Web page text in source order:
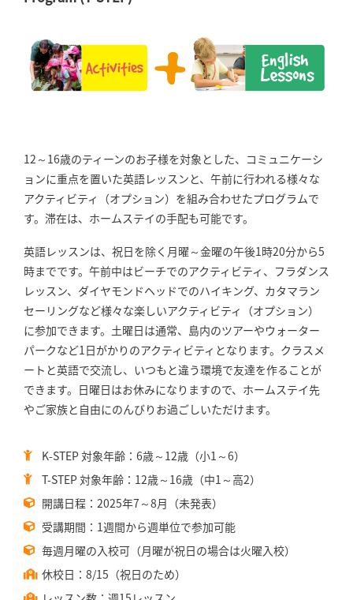
12～16歳のティーンのお子様を対象とした、コミュニケーシ
ョンに重点を置いた英語レッスンと、午前に行われる様々な
アクティビティ（オプション）を組み合わせたプログラムで
す。滞在は、ホームステイの手配も可能です。
英語レッスンは、祝日を除く月曜～金曜の午後1時20分から5
時までです。午前中はビーチでのアクティビティ、フラダンス
レッスン、ダイヤモンドヘッドでのハイキング、カタマラン
セーリングなど様々な楽しいアクティビティ（オプション）
に参加できます。土曜日は通常、島内のツアーやウォーター
パークなど1日がかりのアクティビティとなります。クラスメ
ートと英語で交流し、いつもと違う環境で友達を作ることが
できます。日曜日はお休みになりますので、ホームステイ先
やご家族と自由にのんびりお過ごしいただけます。
K-STEP 対象年齢：6歳～12歳（小1～6）
T-STEP 対象年齢：12歳～16歳（中1～高2）
開講日程：2025年7～8月（未発表）
受講期間：1週間から週単位で参加可能
毎週月曜の入校可（月曜が祝日の場合は火曜入校）
休校日：8/15（祝日のため）